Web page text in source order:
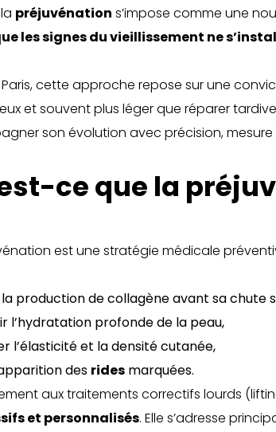
préjuvénation s’impose comme une
les signes du vieillissement ne
Paris, cette approche repose sur une
et souvent plus léger que réparer
son évolution avec précision,
ce que la
est une stratégie médicale
production de collagène avant sa chute
l’hydratation profonde de la peau,
l’élasticité et la densité cutanée,
des ridesmarquées.
aux traitements correctifs lourds
et personnalisés. Elle s’adresse